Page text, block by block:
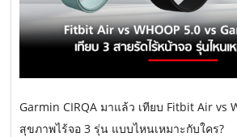
Garmin CIRQA มาแล้ว เทียบ Fitbit Air vs
สุขภาพไร้จอ 3 รุ่น แบบไหนเหมาะกับใคร?